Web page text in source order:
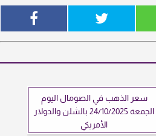
سعر الذهب في الصومال اليوم
الجمعة 24/10/2025 بالشلن والدولار
الأمريكي